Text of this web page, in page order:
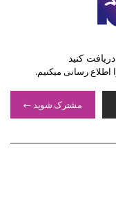
کنید
اطلاع رسانی میکنیم.
مشترک شوید